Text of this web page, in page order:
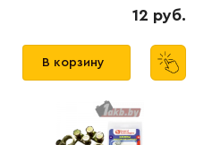
12 руб.
В корзину